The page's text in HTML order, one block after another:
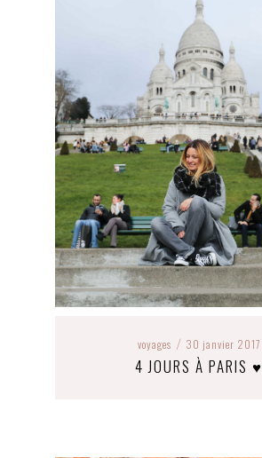
voyages / 30 janvier 2017
4 JOURS À PARIS ♥